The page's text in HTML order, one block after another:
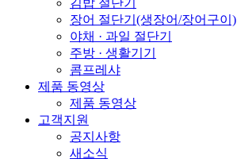
김밥 절단기
장어 절단기(생장어/장어구이)
야채 · 과일 절단기
주방 · 생활기기
콤프레샤
제품 동영상
제품 동영상
고객지원
공지사항
새소식